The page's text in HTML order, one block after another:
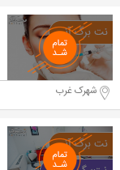
شهرک غرب